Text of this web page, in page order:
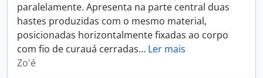
paralelamente. Apresenta na parte central duas
hastes produzidas com o mesmo material,
posicionadas horizontalmente fixadas ao corpo
com fio de curauá cerradas… Ler mais
Zo'é